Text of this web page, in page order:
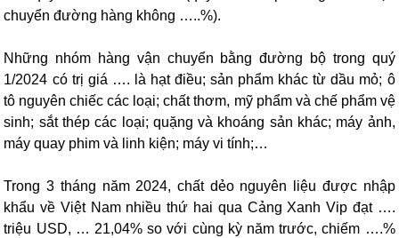
chuyển đường hàng không …..%).
Những nhóm hàng vận chuyển bằng đường bộ trong quý
1/2024 có trị giá …. là hạt điều; sản phẩm khác từ dầu mỏ; ô
tô nguyên chiếc các loại; chất thơm, mỹ phẩm và chế phẩm vệ
sinh; sắt thép các loại; quặng và khoáng sản khác; máy ảnh,
máy quay phim và linh kiện; máy vi tính;…
Trong 3 tháng năm 2024, chất dẻo nguyên liệu được nhập
khẩu về Việt Nam nhiều thứ hai qua Cảng Xanh Vip đạt ….
triệu USD, … 21,04% so với cùng kỳ năm trước, chiếm ….%